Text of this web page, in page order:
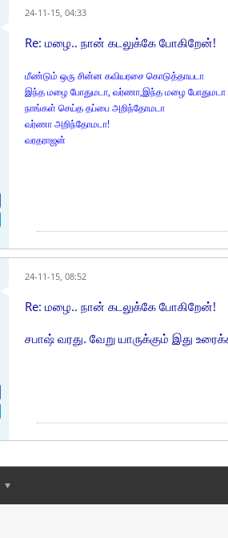
24-11-15, 04:33
Re: மழை.. நான் கடலுக்கே போகிறேன்!
மீண்டும் ஒரு சின்ன கவியரசை கொடுத்தாயடா
இந்த மழை போதுமடா, வர்ணா,இந்த மழை போதுமடா
நாங்கள் செய்த தப்பை அறிந்தோமடா
வர்ணா அறிந்தோமடா!
வரதராஜன்
24-11-15, 08:52
Re: மழை.. நான் கடலுக்கே போகிறேன்!
சபாஷ் வரது. வேறு யாருக்கும் இது